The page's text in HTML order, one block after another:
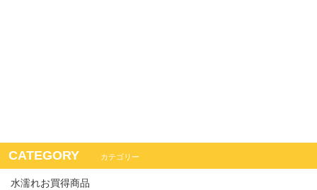
CATEGORY カテゴリー
水濡れお買得商品